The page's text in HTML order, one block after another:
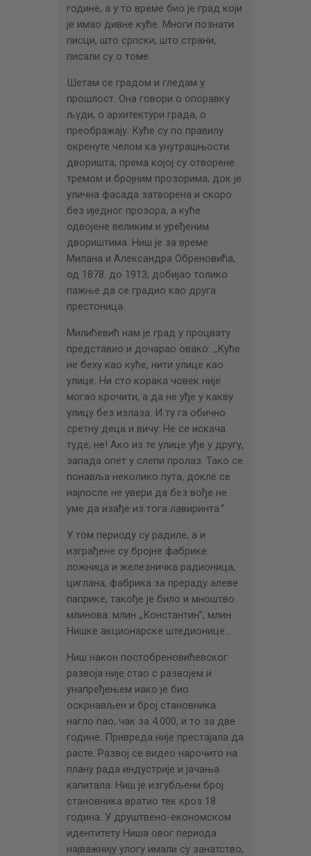
године, а у то време био је град који
је имао дивне куће. Многи познати
писци, што српски, што страни,
писали су о томе.
Шетам се градом и гледам у
прошлост. Она говори о опоравку
људи, о архитектури града, о
преображају. Куће су по правилу
окренуте челом ка унутрашњости
дворишта, према којој су отворене
тремом и бројним прозорима, док је
улична фасада затворена и скоро
без иједног прозора, а куће
одвојене великим и уређеним
двориштима. Ниш је за време
Милана и Александра Обреновића,
од 1878. дo 1913, добијао толико
пажње да се градио као друга
престоница.
Милићевић нам је град у процвату
представио и дочарао овако: ,,Куће
не беху као куће, нити улице као
улице. Ни сто корака човек није
могао крочити, а да не уђе у какву
улицу без излаза. И ту га обично
сретну деца и вичу: Не се искача
туде, не! Ако из те улице уђе у другу,
запада опет у слепи пролаз. Тако се
понавља неколико пута, докле се
најпосле не увери да без вођe не
уме да изађе из тога лавиринта.”
У том периоду су радиле, а и
изграђене су бројне фабрике:
ложница и железничка радионица,
циглана, фабрика за прераду алеве
паприке, такође је било и мноштво
млинова: млин ,,Константин”, млин
Нишке акционарске штедионице…
Ниш након постобреновићевског
развоја није стао с развојем и
унапређењем иако је био
оскрнављен и број становника
нагло пао, чак за 4.000, и то за две
године. Привреда није престајала да
расте. Развој се видео нарочито на
плану рада индустрије и јачања
капитала. Ниш је изгубљени број
становника вратио тек кроз 18
година. У друштвено-економском
идентитету Ниша овог периода
најважнију улогу имали су занатство,